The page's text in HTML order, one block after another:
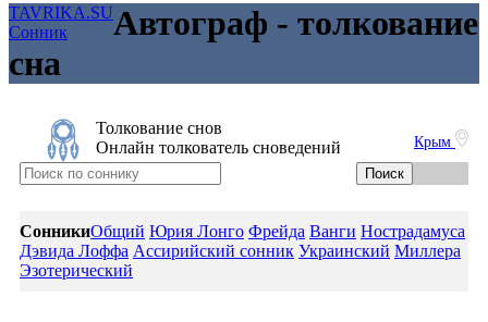
TAVRIKA.SU
Сонник
Автограф - толкование
сна
Крым
Толкование снов
Онлайн толкователь сноведений
СонникиОбщий Юрия Лонго Фрейда Ванги Нострадамуса
Дэвида Лоффа Ассирийский сонник Украинский Миллера
Эзотерический